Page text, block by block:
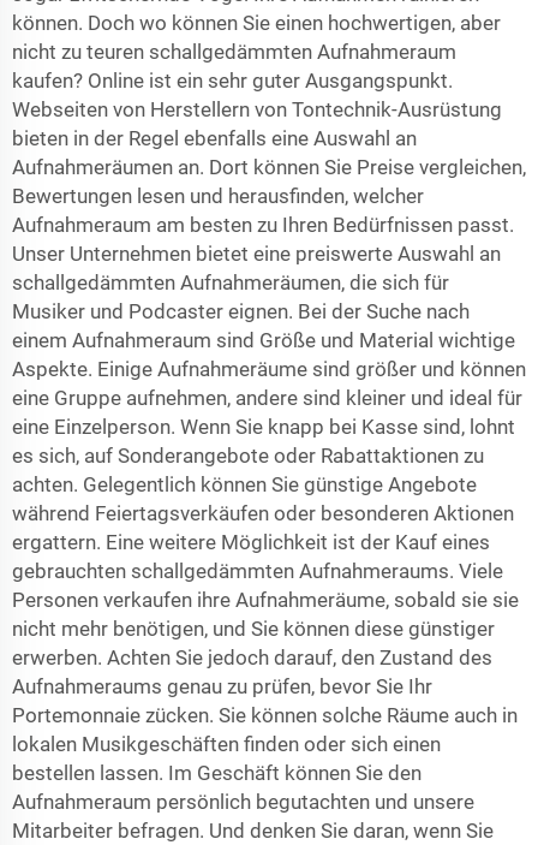
können. Doch wo können Sie einen hochwertigen, aber
nicht zu teuren schallgedämmten Aufnahmeraum
kaufen? Online ist ein sehr guter Ausgangspunkt.
Webseiten von Herstellern von Tontechnik-Ausrüstung
bieten in der Regel ebenfalls eine Auswahl an
Aufnahmeräumen an. Dort können Sie Preise vergleichen,
Bewertungen lesen und herausfinden, welcher
Aufnahmeraum am besten zu Ihren Bedürfnissen passt.
Unser Unternehmen bietet eine preiswerte Auswahl an
schallgedämmten Aufnahmeräumen, die sich für
Musiker und Podcaster eignen. Bei der Suche nach
einem Aufnahmeraum sind Größe und Material wichtige
Aspekte. Einige Aufnahmeräume sind größer und können
eine Gruppe aufnehmen, andere sind kleiner und ideal für
eine Einzelperson. Wenn Sie knapp bei Kasse sind, lohnt
es sich, auf Sonderangebote oder Rabattaktionen zu
achten. Gelegentlich können Sie günstige Angebote
während Feiertagsverkäufen oder besonderen Aktionen
ergattern. Eine weitere Möglichkeit ist der Kauf eines
gebrauchten schallgedämmten Aufnahmeraums. Viele
Personen verkaufen ihre Aufnahmeräume, sobald sie sie
nicht mehr benötigen, und Sie können diese günstiger
erwerben. Achten Sie jedoch darauf, den Zustand des
Aufnahmeraums genau zu prüfen, bevor Sie Ihr
Portemonnaie zücken. Sie können solche Räume auch in
lokalen Musikgeschäften finden oder sich einen
bestellen lassen. Im Geschäft können Sie den
Aufnahmeraum persönlich begutachten und unsere
Mitarbeiter befragen. Und denken Sie daran, wenn Sie